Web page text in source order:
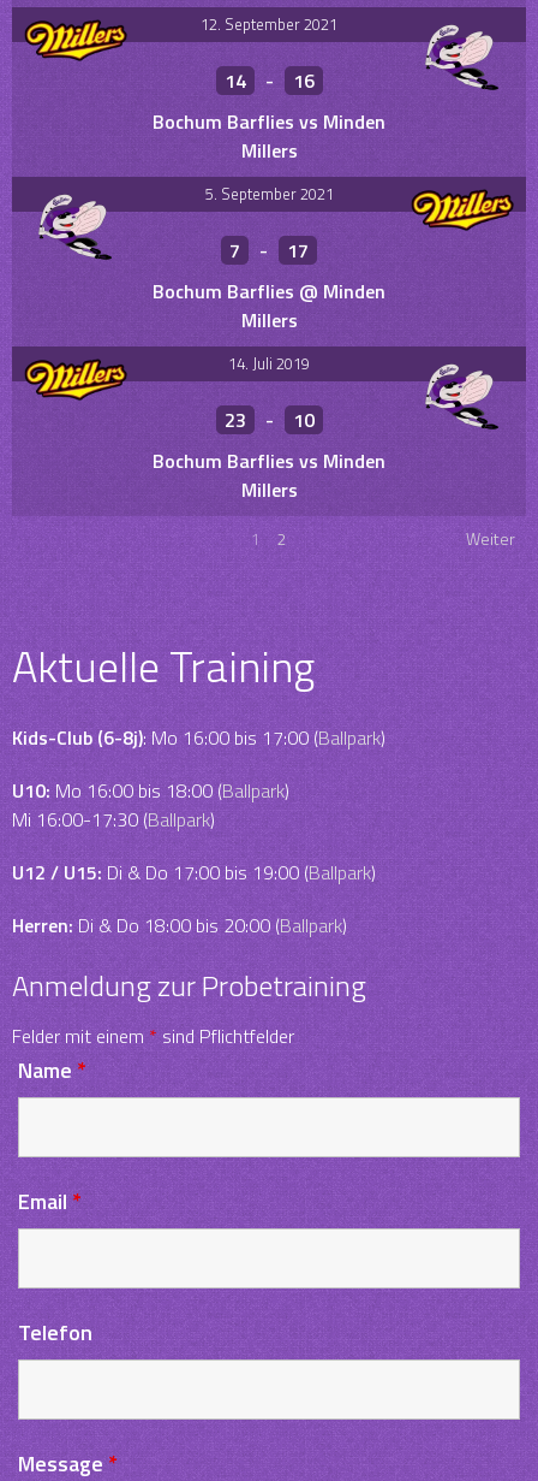
12. September 2021
14 -
16
Bochum Barflies vs Minden
Millers
5. September 2021
7 -
17
Bochum Barflies @ Minden
Millers
14. Juli 2019
23 -
10
Bochum Barflies vs Minden
Millers
1 2 Weiter
Aktuelle Training
Kids-Club (6-8j): Mo 16:00 bis 17:00 (Ballpark)
U10:Mo 16:00 bis 18:00 (Ballpark)
Mi 16:00-17:30 (Ballpark)
U12 / U15: Di & Do 17:00 bis 19:00 (Ballpark)
Herren: Di & Do 18:00 bis 20:00 (Ballpark)
Anmeldung zur Probetraining
Felder mit einem * sind Pflichtfelder
Name*
Email *
Telefon
Message *